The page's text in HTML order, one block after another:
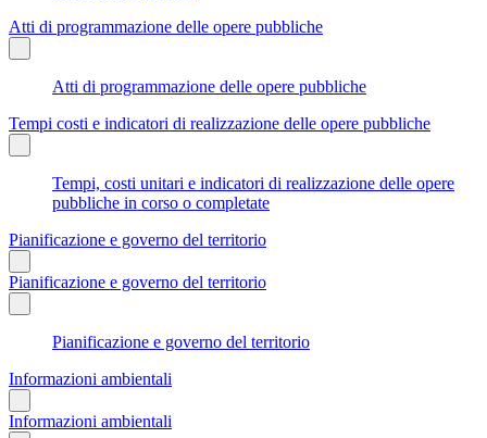
Atti di programmazione delle opere pubbliche
Atti di programmazione delle opere pubbliche
Tempi costi e indicatori di realizzazione delle opere pubbliche
Tempi, costi unitari e indicatori di realizzazione delle opere
pubbliche in corso o completate
Pianificazione e governo del territorio
Pianificazione e governo del territorio
Pianificazione e governo del territorio
Informazioni ambientali
Informazioni ambientali